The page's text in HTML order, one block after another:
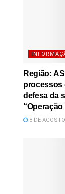
Região:
processos
defesa da
“Operação
8 DE